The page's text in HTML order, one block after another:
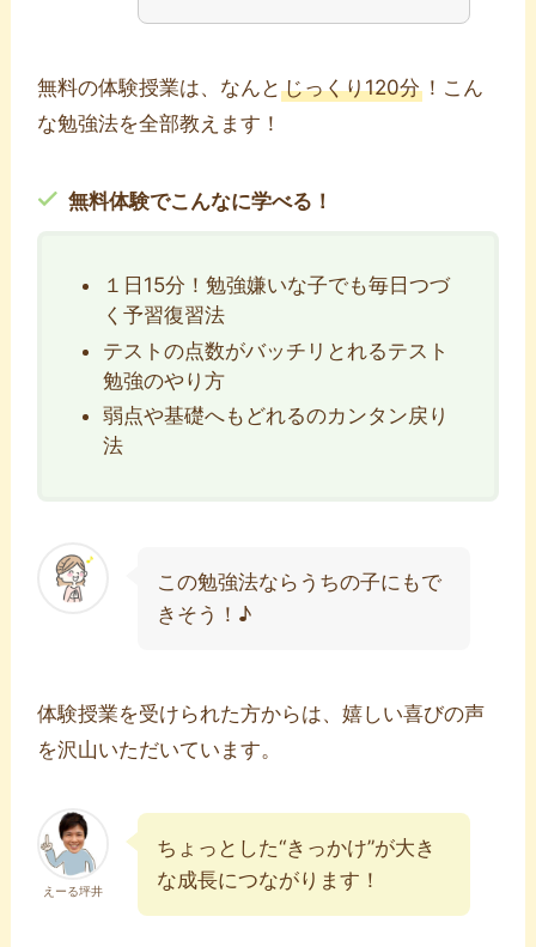
無料の体験授業は、なんとじっくり120分 ！こん
な勉強法を全部教えます！
無料体験でこんなに学べる！
１日15分！勉強嫌いな子でも毎日つづ
く予習復習法
テストの点数がバッチリとれるテスト
勉強のやり方
弱点や基礎へもどれるのカンタン戻り
法
この勉強法ならうちの子にもで
きそう！♪
体験授業を受けられた方からは、嬉しい喜びの声
を沢山いただいています。
えーる坪井
ちょっとした“きっかけ”が大き
な成長につながります！